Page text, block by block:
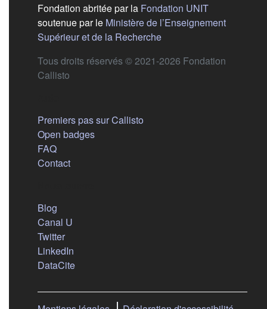
Fondation abritée par la Fondation UNIT(s'ouvre
soutenue par le Ministère de l’Enseignement
Supérieur et de la Recherche(s'ouvre dans un nouvel
Tous droits réservés © 2021-2026 Fondation
Callisto
Premiers pas sur Callisto
Open badges
FAQ
Contact
Blog
Canal U
Twitter(s'ouvre dans un nouvel onglet)
LinkedIn
DataCite(s'ouvre dans un nouvel onglet)